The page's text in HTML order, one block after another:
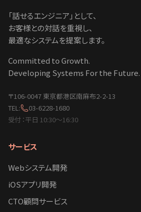
「話せるエンジニア」として、
お客様との対話を重視し、
最適なシステムを提案します。
Committed to Growth.
Developing Systems For the Future.
〒106-0047 東京都港区南麻布2-2-13
TEL:
03-6228-1680
受付：平日 10:30〜16:30
サービス
Webシステム開発
iOSアプリ開発
CTO顧問サービス